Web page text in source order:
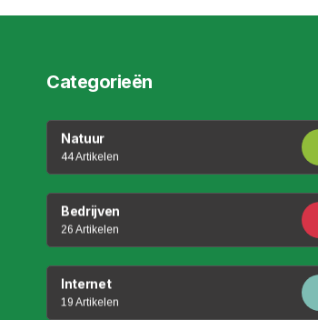
Categorieën
Natuur
44 Artikelen
Bedrijven
26 Artikelen
Internet
19 Artikelen